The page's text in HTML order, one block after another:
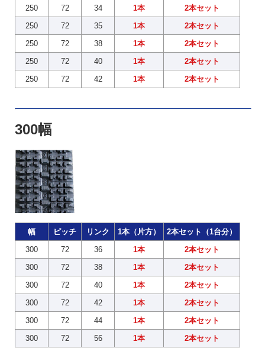
250
72 34 1本
2本セット
250
72 35 1本
2本セット
250
72 38 1本
2本セット
250
72 40 1本
2本セット
250
72 42 1本 2本セット
300幅
幅 ピッチ リンク 1本（片方）
2本セット（1台分）
300
72 36 1本
2本セット
300
72 38 1本
2本セット
300
72 40 1本
2本セット
300
72 42 1本
2本セット
300
72 44 1本
2本セット
300
72 56 1本 2本セット